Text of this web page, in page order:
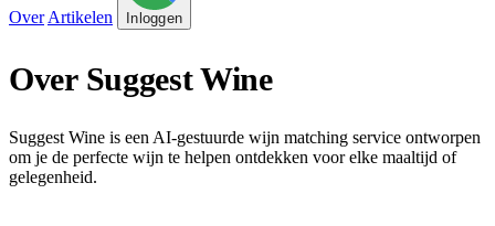
Over Artikelen Inloggen
Over Suggest Wine
Suggest Wine is een AI-gestuurde wijn matching service ontworpen
om je de perfecte wijn te helpen ontdekken voor elke maaltijd of
gelegenheid.